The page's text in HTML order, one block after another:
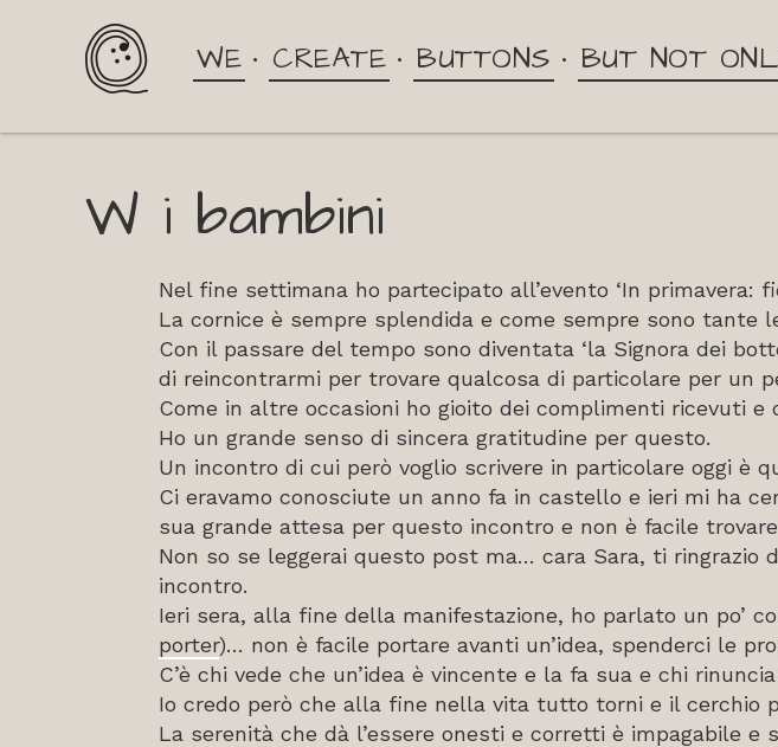
WE CREATE BUTTONS BUT NOT
W i bambini
Nel fine settimana ho partecipato all’evento ‘In
La cornice è sempre splendida e come sempre sono tante
Con il passare del tempo sono diventata ‘la Signora dei
di reincontrarmi per trovare qualcosa di particolare per un
Come in altre occasioni ho gioito dei complimenti ricevuti
Ho un grande senso di sincera gratitudine per questo.
Un incontro di cui però voglio scrivere in particolare oggi è
Ci eravamo conosciute un anno fa in castello e ieri mi ha
sua grande attesa per questo incontro e non è facile
Non so se leggerai questo post ma… cara Sara, ti ringrazio
incontro.
Ieri sera, alla fine della manifestazione, ho parlato un po’
porter)… non è facile portare avanti un’idea, spenderci le
C’è chi vede che un’idea è vincente e la fa sua e chi
Io credo però che alla fine nella vita tutto torni e il cerchio
La serenità che dà l’essere onesti e corretti è impagabile